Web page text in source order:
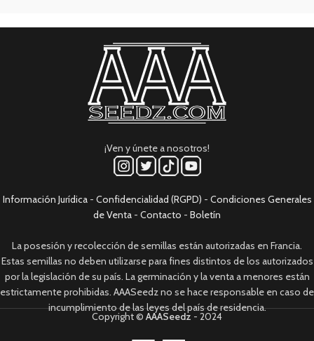
¡Ven y únete a nosotros!
Información Jurídica- Confidencialidad (RGPD) - Condiciones Generales
de Venta - Contacto - Boletín
La posesión y recolección de semillas están autorizadas en Francia.
Estas semillas no deben utilizarse para fines distintos de los autorizados
por la legislación de su país. La germinación y la venta a menores están
estrictamente prohibidas. AAASeedz no se hace responsable en caso de
incumplimiento de las leyes del país de residencia.
Copyright © AAASeedz - 2024